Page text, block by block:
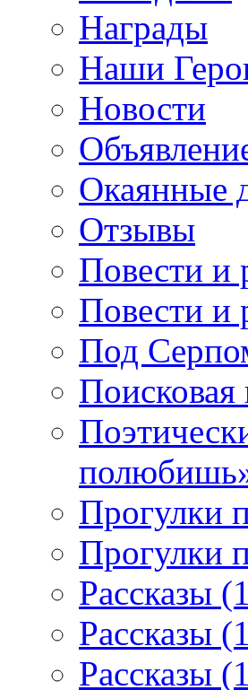
Награды
Наши
Новости
Окаянные
Отзывы
Повести и
Повести и
Под
Прогулки
Прогулки
Рассказы
Рассказы
Рассказы